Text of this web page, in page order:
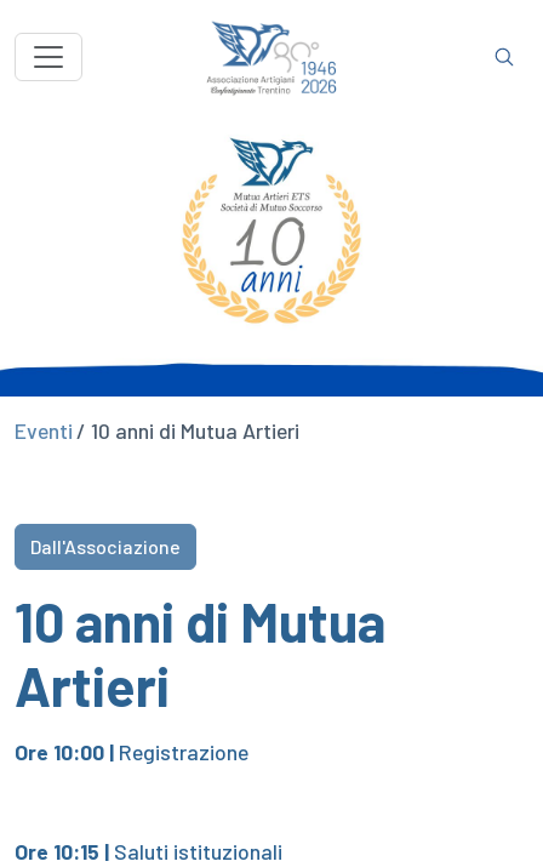
Eventi/ 10 anni di Mutua Artieri
Dall'Associazione
10 anni di Mutua
Artieri
Ore 10:00 | Registrazione
Ore 10:15 | Saluti istituzionali